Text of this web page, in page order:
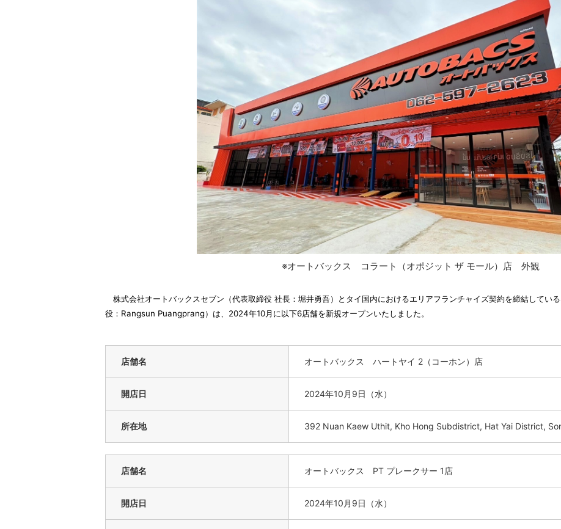
※オートバックス コラート（オポジット ザ モール）店 外観
株式会社オートバックスセブン（代表取締役 社長：堀井勇吾）とタイ国内におけるエリアフランチャイズ契約を締結して
役：Rangsun Puangprang）は、2024年10月に以下6店舗を新規オープンいたしました。
店舗名 オートバックス ハートヤイ 2（コーホン）店
開店日 2024年10月9日（水）
所在地 392 Nuan Kaew Uthit, Kho Hong Subdistrict, Hat Yai District,
店舗名 オートバックス PT プレークサー 1店
開店日 2024年10月9日（水）